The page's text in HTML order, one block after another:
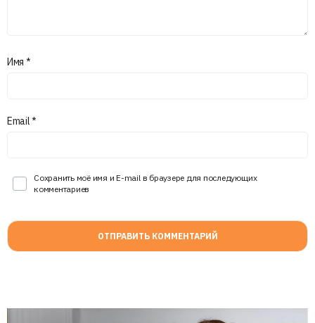
Имя *
Email*
Сохранить моё имя и E-mail в браузере для последующих
комментариев